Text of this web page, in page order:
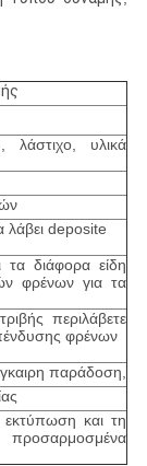
λάστιχο, υλικά
deposite
διάφορα είδη
φρένων για τα
περιλάβετε
φρένων
παράδοση,
και τη